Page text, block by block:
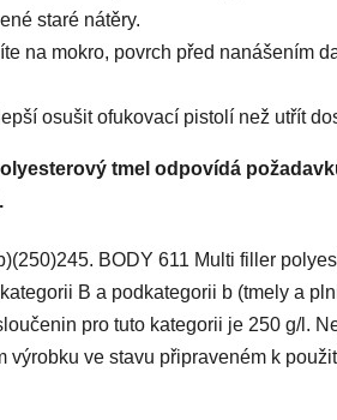
staré nátěry.
na mokro, povrch před nanášením
osušit ofukovací pistolí než utřít
tmel odpovídá
BODY 611 Multi filler
B a podkategorii b (tmely a
pro tuto kategorii je 250 g/l.
výrobku ve stavu připraveném k